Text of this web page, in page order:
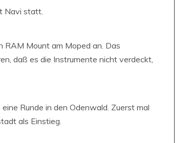
Navi statt.
Mount am Moped an. Das
daß es die Instrumente nicht verdeckt,
Runde in den Odenwald. Zuerst mal
als Einstieg.